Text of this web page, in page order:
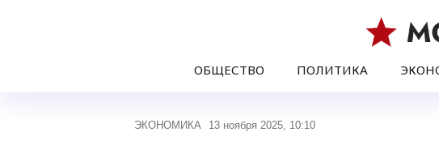
ОБЩЕСТВО ПОЛИТИКА
ЭКОНОМИКА 13 ноября 2025, 10:10